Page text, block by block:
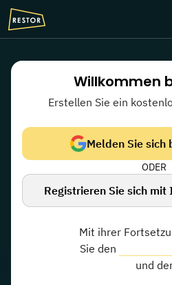
Skip to main content
Willkommen
Erstellen Sie ein
Melden Sie sich
ODER
Registrieren Sie sich
Mit ihrer
Sie den
und